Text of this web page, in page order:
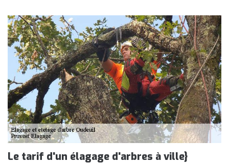
Le tarif d'un élagage d'arbres à ville}